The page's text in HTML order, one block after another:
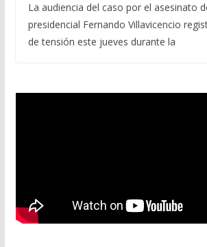
La audiencia del caso por el asesinato
presidencial Fernando Villavicencio
de tensión este jueves durante la